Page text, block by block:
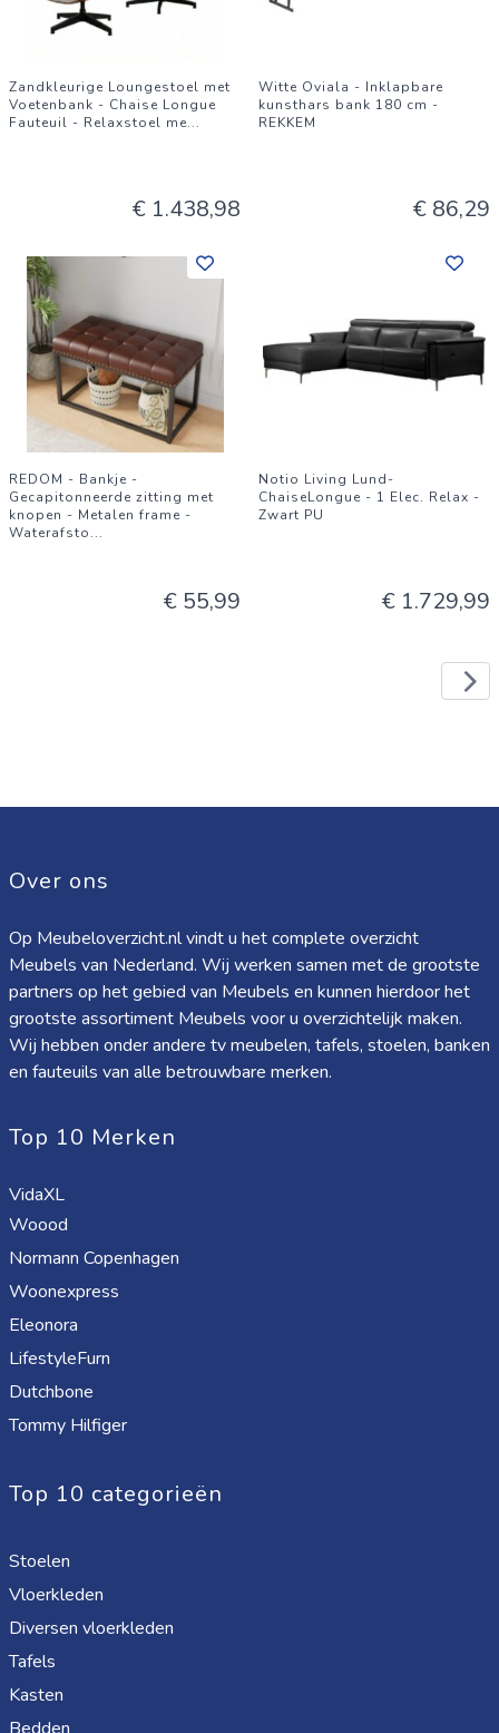
Zandkleurige Loungestoel met
Voetenbank - Chaise Longue
Fauteuil - Relaxstoel me...
€ 1.438,98
Witte Oviala - Inklapbare
kunsthars bank 180 cm -
REKKEM
€ 86,29
REDOM - Bankje -
Gecapitonneerde zitting met
knopen - Metalen frame -
Waterafsto...
€ 55,99
Notio Living Lund-
ChaiseLongue - 1 Elec. Relax -
Zwart PU
€ 1.729,99
Over ons
Op Meubeloverzicht.nl vindt u het complete overzicht
Meubels van Nederland. Wij werken samen met de grootste
partners op het gebied van Meubels en kunnen hierdoor het
grootste assortiment Meubels voor u overzichtelijk maken.
Wij hebben onder andere tv meubelen, tafels, stoelen, banken
en fauteuils van alle betrouwbare merken.
Top 10 Merken
VidaXL
Woood
Normann Copenhagen
Woonexpress
Eleonora
LifestyleFurn
Dutchbone
Tommy Hilfiger
Top 10 categorieën
Stoelen
Vloerkleden
Diversen vloerkleden
Tafels
Kasten